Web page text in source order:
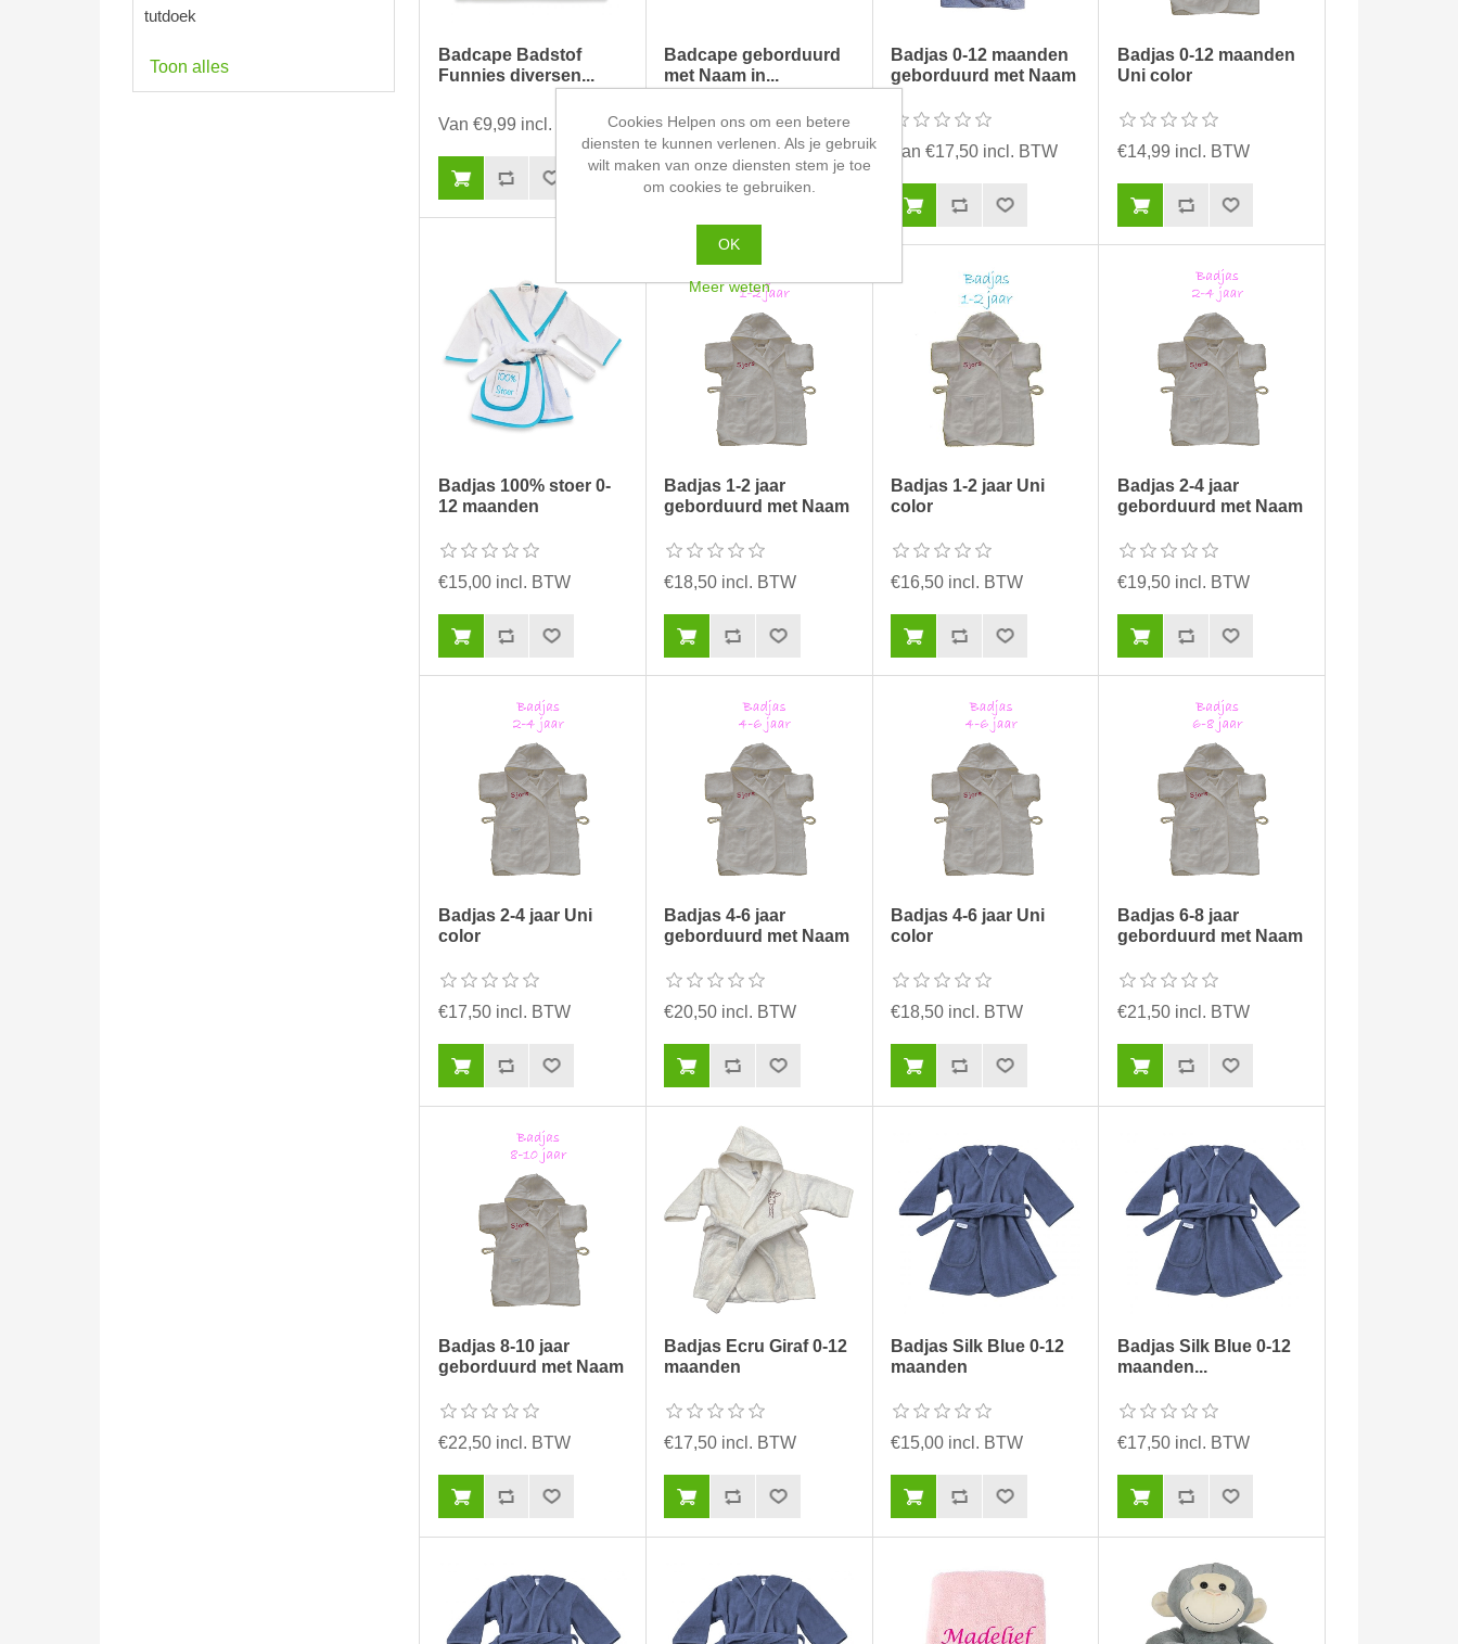
tutdoek
Toon alles
Badcape Badstof
Funnies diversen...
Van €9,99 incl. BTW
Badcape geborduurd
met Naam in...
Van €11,49 incl. BTW
Badjas 0-12 maanden
geborduurd met Naam
Van €17,50 incl. BTW
Badjas 0-12 maanden
Uni color
€14,99 incl. BTW
Badjas 100% stoer 0-
12 maanden
€15,00 incl. BTW
Badjas 1-2 jaar
geborduurd met Naam
€18,50 incl. BTW
Badjas 1-2 jaar Uni
color
€16,50 incl. BTW
Badjas 2-4 jaar
geborduurd met Naam
€19,50 incl. BTW
Badjas 2-4 jaar Uni
color
€17,50 incl. BTW
Badjas 4-6 jaar
geborduurd met Naam
€20,50 incl. BTW
Badjas 4-6 jaar Uni
color
€18,50 incl. BTW
Badjas 6-8 jaar
geborduurd met Naam
€21,50 incl. BTW
Badjas 8-10 jaar
geborduurd met Naam
€22,50 incl. BTW
Badjas Ecru Giraf 0-12
maanden
€17,50 incl. BTW
Badjas Silk Blue 0-12
maanden
€15,00 incl. BTW
Badjas Silk Blue 0-12
maanden...
€17,50 incl. BTW
Cookies Helpen ons om een betere
diensten te kunnen verlenen. Als je gebruik
wilt maken van onze diensten stem je toe
om cookies te gebruiken.
OK
Meer weten